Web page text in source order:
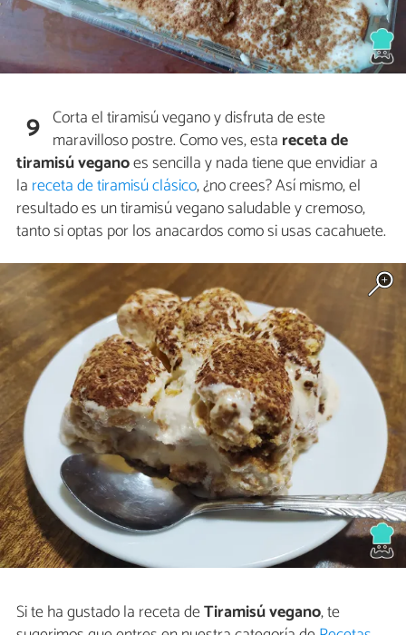
9 Corta el tiramisú vegano y disfruta de este
maravilloso postre. Como ves, esta receta de
tiramisú veganoes sencilla y nada tiene que envidiar a
la receta de tiramisú clásico, ¿no crees? Así mismo, el
resultado es un tiramisú vegano saludable y cremoso,
tanto si optas por los anacardos como si usas cacahuete.
Si te ha gustado la receta deTiramisú vegano, te